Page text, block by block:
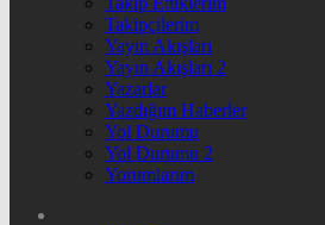
Takipçilerim
Yayın Akışları
Yayın Akışları 2
Yazarlar
Yazdığım Haberler
Yol Durumu
Yol Durumu 2
Yorumlarım